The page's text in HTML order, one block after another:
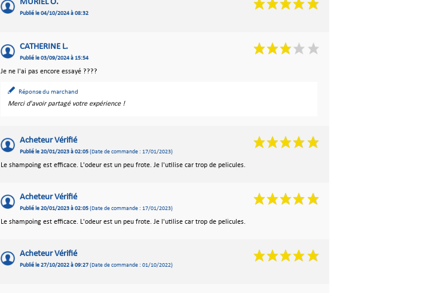
MURIEL O.
Publié le 04/10/2024 à 08:32
CATHERINE L.
Publié le 03/09/2024 à 15:54
Je ne l'ai pas encore essayé ????
Réponse du marchand
Merci d'avoir partagé votre expérience !
Acheteur Vérifié
Publié le 20/01/2023 à 02:05 (Date de commande : 17/01/2023)
Le shampoing est efficace. L'odeur est un peu frote. Je l'utilise car trop de pelicules.
Acheteur Vérifié
Publié le 20/01/2023 à 02:05 (Date de commande : 17/01/2023)
Le shampoing est efficace. L'odeur est un peu frote. Je l'utilise car trop de pelicules.
Acheteur Vérifié
Publié le 27/10/2022 à 09:27 (Date de commande : 01/10/2022)